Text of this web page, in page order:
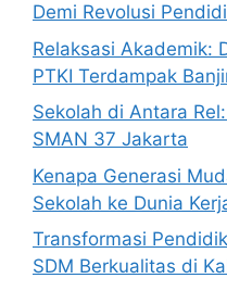
Demi Revolusi
Relaksasi Akademik:
PTKI Terdampak
Sekolah di Antara
SMAN 37 Jakarta
Kenapa Generasi
Sekolah ke Dunia
Transformasi
SDM Berkualitas di